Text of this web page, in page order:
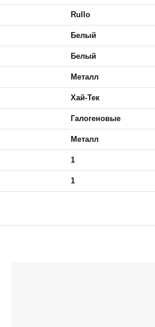
Rullo
Белый
Белый
Металл
Хай-Тек
Галогеновые
Металл
1
1